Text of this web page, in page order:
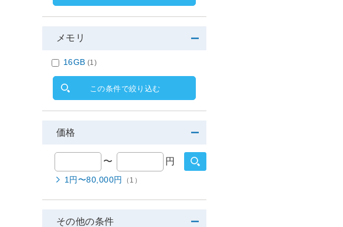
メモリ
16GB (1)
この条件で絞り込む
価格
〜 円
1円〜80,000円 （1）
その他の条件